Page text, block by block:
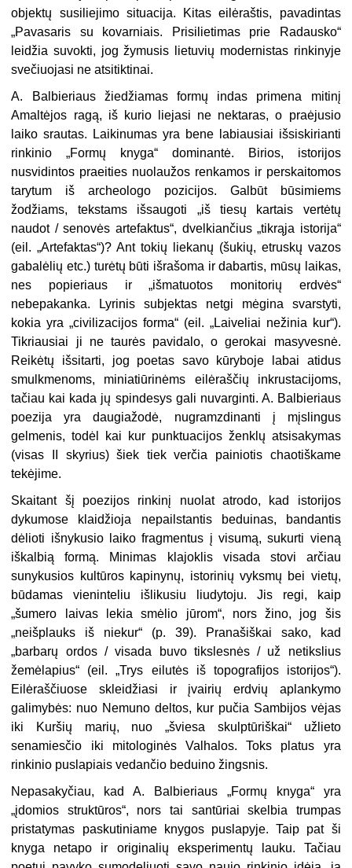
objektų susiliejimo situacija. Kitas eilėraštis, pavadintas
„Pavasaris su kovarniais. Prisilietimas prie Radausko“
leidžia suvokti, jog žymusis lietuvių modernistas rinkinyje
svečiuojasi ne atsitiktinai.
A. Balbieriaus žiedžiamas formų indas primena mitinį
Amaltėjos ragą, iš kurio liejasi ne nektaras, o praėjusio
laiko srautas. Laikinumas yra bene labiausiai išsiskirianti
rinkinio „Formų knyga“ dominantė. Birios, istorijos
nusvidintos praeities nuolaužos renkamos ir perskaitomos
tarytum iš archeologo pozicijos. Galbūt būsimiems
žodžiams, tekstams išsaugoti „iš tiesų kartais vertėtų
naudot / senovės artefaktus“, dvelkiančius „tikrąja istorija“
(eil. „Artefaktas“)? Ant tokių liekanų (šukių, etruskų vazos
gabalėlių etc.) turėtų būti išrašoma ir dabartis, mūsų laikas,
nes popieriaus ir „išmatuotos monitorių erdvės“
nebepakanka. Lyrinis subjektas netgi mėgina svarstyti,
kokia yra „civilizacijos forma“ (eil. „Laiveliai nežinia kur“).
Tikriausiai ji ne taurės pavidalo, o gerokai masyvesnė.
Reikėtų išsitarti, jog poetas savo kūryboje labai atidus
smulkmenoms, miniatiūrinėms eilėraščių inkrustacijoms,
tačiau kai kada jų spindesys gali nuvarginti. A. Balbieriaus
poezija yra daugiažodė, nugramzdinanti į mįslingus
gelmenis, todėl kai kur punktuacijos ženklų atsisakymas
(visas II skyrius) šiek tiek verčia painiotis chaotiškame
tekėjime.
Skaitant šį poezijos rinkinį nuolat atrodo, kad istorijos
dykumose klaidžioja nepailstantis beduinas, bandantis
dėlioti išnykusio laiko fragmentus į visumą, sukurti vieną
iškalbią formą. Minimas klajoklis visada stovi arčiau
sunykusios kultūros kapinynų, istorinių vyksmų bei vietų,
būdamas vieninteliu išlikusiu liudytoju. Jis regi, kaip
„šumero laivas lekia smėlio jūrom“, nors žino, jog šis
„neišplauks iš niekur“ (p. 39). Pranašiškai sako, kad
„barbarų ordos / visada buvo tikslesnės / už netikslius
žemėlapius“ (eil. „Trys eilutės iš topografijos istorijos“).
Eilėraščiuose skleidžiasi ir įvairių erdvių aplankymo
galimybės: nuo Nemuno deltos, kur pučia Sambijos vėjas
iki Kuršių marių, nuo „šviesa skulptūriškai“ užlieto
senamiesčio iki mitologinės Valhalos. Toks platus yra
rinkinio puslapiais vedančio beduino žingsnis.
Nepasakyčiau, kad A. Balbieriaus „Formų knyga“ yra
„įdomios struktūros“, nors tai santūriai skelbia trumpas
pristatymas paskutiniame knygos puslapyje. Taip pat ši
knyga netapo ir originalių eksperimentų lauku. Tačiau